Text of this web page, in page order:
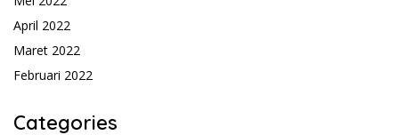
April 2022
Maret 2022
Februari 2022
Categories